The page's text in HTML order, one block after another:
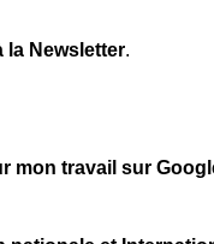
la Newsletter.
mon travail sur